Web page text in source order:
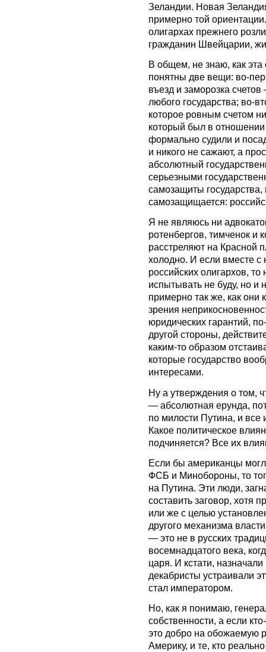
Зеландии. Новая
примерно той
олигархах прежнего
гражданин Швейцарии,
В общем, не знаю, как эта
понятны две вещи: во-
въезд и заморозка
любого государства; во-
которое ровным счетом
который был в отношении
формально судили и
и никого не сажают, а
абсолютный
серьезными
самозащиты
самозащищается:
Я не являюсь ни
ротенбергов, тимченок и
расстреляют на Красной
холодно. И если вместе
российских олигархов,
испытывать не буду, но и
примерно так же, как они
зрения
юридических гарантий,
другой стороны,
каким-то образом
которые государство
интересами.
Ну а утверждения о том,
— абсолютная ерунда,
по милости Путина, и все
Какое политическое
подчиняется? Все их
Если бы американцы
ФСБ и Минобороны, то
на Путина. Эти люди,
составить заговор, хотя
или же с целью
другого механизма
— это не в русских
восемнадцатого века,
царя. И кстати,
декабристы устраивали
стал императором.
Но, как я понимаю,
собственности, а если
это добро на обожаемую
Америку, и те, кто